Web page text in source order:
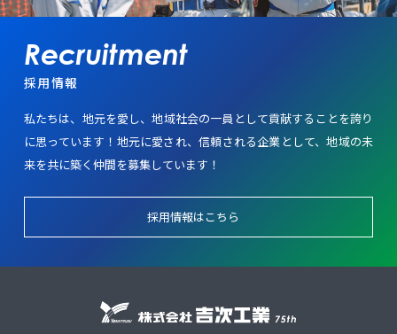
採用情報
私たちは、地元を愛し、地域社会の一員として貢献することを誇り
に思っています！ 地元に愛され、信頼される企業として、地域の未
来を共に築く仲間を募集しています！
採用情報はこちら